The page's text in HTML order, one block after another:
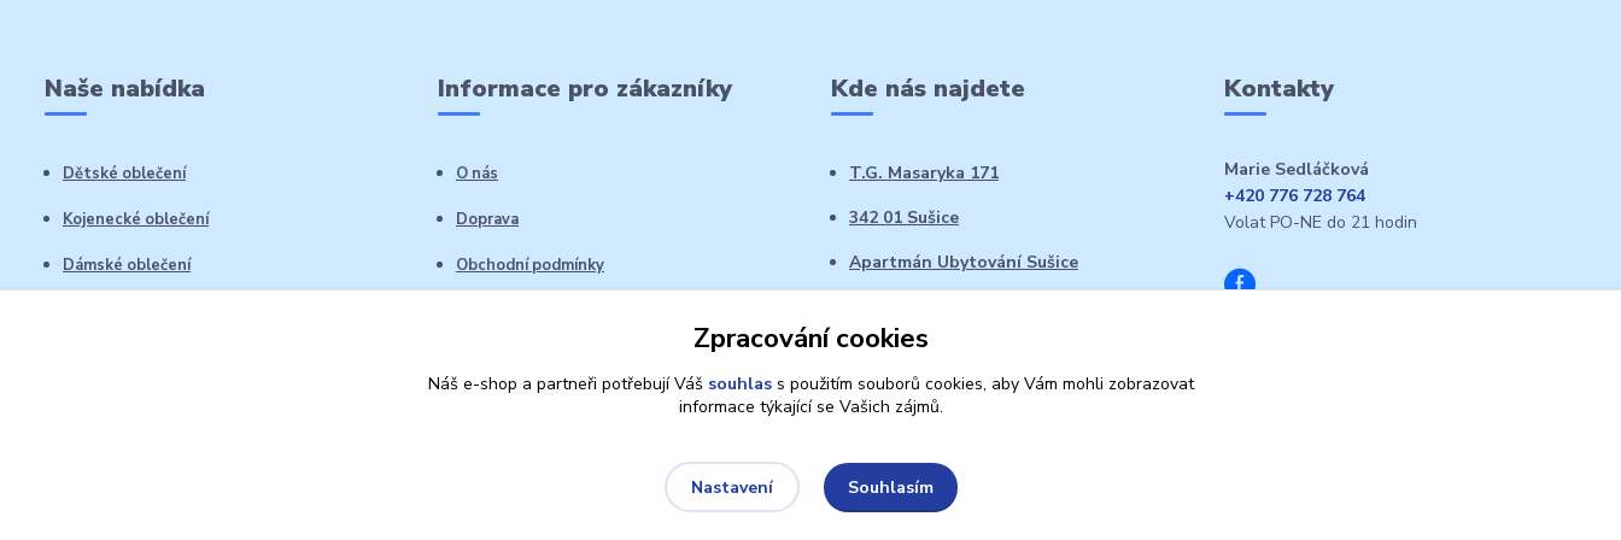
Naše nabídka
Dětské oblečení
Kojenecké oblečení
Dámské oblečení
Informace pro zákazníky
O nás
Doprava
Obchodní podmínky
Kde nás najdete
T.G. Masaryka 171
342 01 Sušice
Apartmán Ubytování Sušice
Kontakty
Marie Sedláčková
+420 776 728 764
Volat PO-NE do 21 hodin
Zpracování cookies
Náš e-shop a partneři potřebují Váš souhlass použitím souborů cookies, aby Vám mohli zobrazovat
informace týkající se Vašich zájmů.
Nastavení Souhlasím